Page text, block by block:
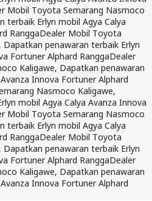
Mobil Toyota Semarang Nasmoco
terbaik Erlyn mobil Agya Calya
RanggaDealer Mobil Toyota
penawaran terbaik Erlyn
Fortuner Alphard RanggaDealer
Kaligawe, Dapatkan penawaran
Innova Fortuner Alphard
Nasmoco Kaligawe,
mobil Agya Calya Avanza Innova
Mobil Toyota Semarang Nasmoco
terbaik Erlyn mobil Agya Calya
RanggaDealer Mobil Toyota
penawaran terbaik Erlyn
Fortuner Alphard RanggaDealer
Kaligawe, Dapatkan penawaran
Innova Fortuner Alphard